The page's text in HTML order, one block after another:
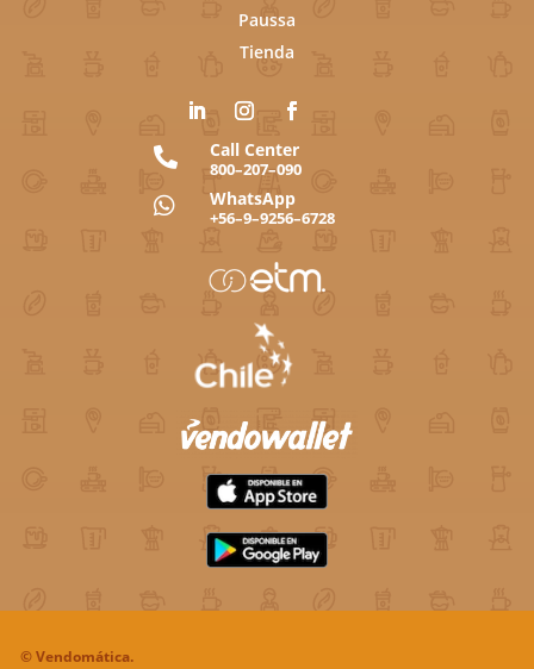
Paussa
Tienda
 Call Center
800–207–090
 WhatsApp
+56–9–9256–6728
©Vendomática.